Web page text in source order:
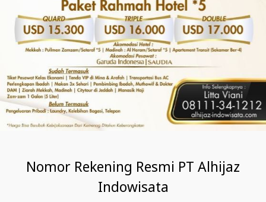
Nomor Rekening Resmi PT Alhijaz
Indowisata